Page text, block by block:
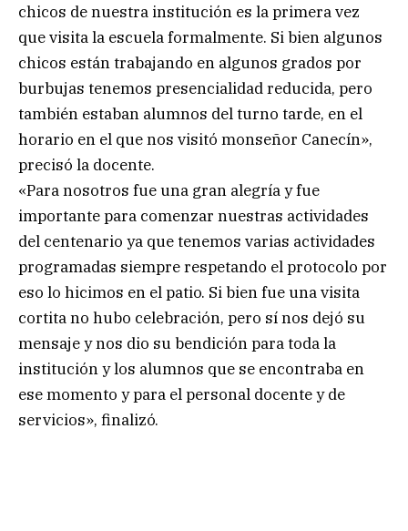
chicos de nuestra institución es la primera vez
que visita la escuela formalmente. Si bien algunos
chicos están trabajando en algunos grados por
burbujas tenemos presencialidad reducida, pero
también estaban alumnos del turno tarde, en el
horario en el que nos visitó monseñor Canecín»,
precisó la docente.
«Para nosotros fue una gran alegría y fue
importante para comenzar nuestras actividades
del centenario ya que tenemos varias actividades
programadas siempre respetando el protocolo por
eso lo hicimos en el patio. Si bien fue una visita
cortita no hubo celebración, pero sí nos dejó su
mensaje y nos dio su bendición para toda la
institución y los alumnos que se encontraba en
ese momento y para el personal docente y de
servicios», finalizó.